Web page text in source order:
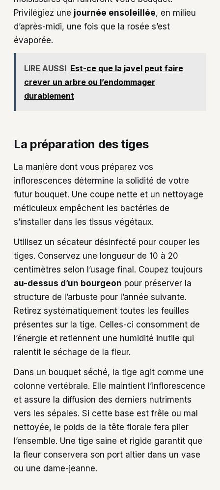
Privilégiez une journée ensoleillée, en milieu
d’après-midi, une fois que la rosée s’est
évaporée.
LIRE AUSSI Est-ce que la javel peut faire
crever un arbre ou l’endommager
durablement
La préparation des tiges
La manière dont vous préparez vos
inflorescences détermine la solidité de votre
futur bouquet. Une coupe nette et un nettoyage
méticuleux empêchent les bactéries de
s’installer dans les tissus végétaux.
Utilisez un sécateur désinfecté pour couper les
tiges. Conservez une longueur de 10 à 20
centimètres selon l’usage final. Coupez toujours
au-dessus d’un bourgeon pour préserver la
structure de l’arbuste pour l’année suivante.
Retirez systématiquement toutes les feuilles
présentes sur la tige. Celles-ci consomment de
l’énergie et retiennent une humidité inutile qui
ralentit le séchage de la fleur.
Dans un bouquet séché, la tige agit comme une
colonne vertébrale. Elle maintient l’inflorescence
et assure la diffusion des derniers nutriments
vers les sépales. Si cette base est frêle ou mal
nettoyée, le poids de la tête florale fera plier
l’ensemble. Une tige saine et rigide garantit que
la fleur conservera son port altier dans un vase
ou une dame-jeanne.